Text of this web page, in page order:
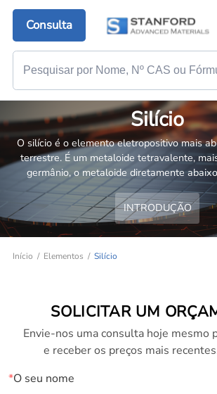
Consulta
Silício
O silício é o elemento eletropositivo mais
terrestre. É um metaloide tetravalente,
germânio, o metaloide diretamente
INTRODUÇÃO
Início Elementos Silício
SOLICITAR UM
Envie-nos uma consulta hoje mesmo
e receber os preços mais
*O seu nome